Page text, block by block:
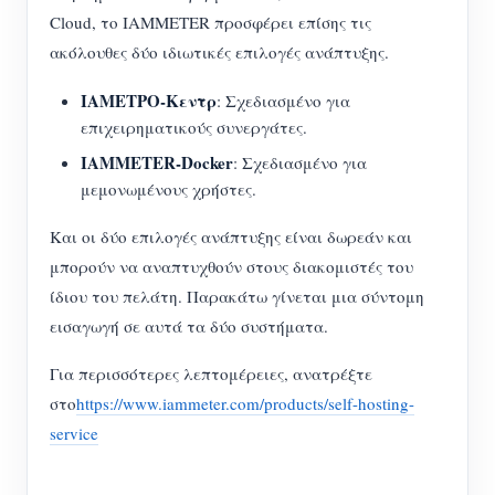
Ελεγκτής ισχύος WiFi
IAMMETER Cloud Pro
Υπηρεσία αυτο-φιλοξενίας
Φορτιστής EV
IAMMETER Simulator
Σύστημα Πρόβλεψης και Προσομοίωσης
Ενέργειας
Επιτηρητής ενέργειας ηλιακού φωτοβολταϊκού
Κατάστημα
Cloud, το IAMMETER προσφέρει επίσης τις
ακόλουθες δύο ιδιωτικές επιλογές ανάπτυξης.
ΙΑΜΕΤΡΟ-Κεντρ: Σχεδιασμένο για
επιχειρηματικούς συνεργάτες.
IAMMETER-Docker: Σχεδιασμένο για
μεμονωμένους χρήστες.
Και οι δύο επιλογές ανάπτυξης είναι δωρεάν και
μπορούν να αναπτυχθούν στους διακομιστές του
ίδιου του πελάτη. Παρακάτω γίνεται μια σύντομη
εισαγωγή σε αυτά τα δύο συστήματα.
Για περισσότερες λεπτομέρειες, ανατρέξτε
στοhttps://www.iammeter.com/products/self-hosting-
service